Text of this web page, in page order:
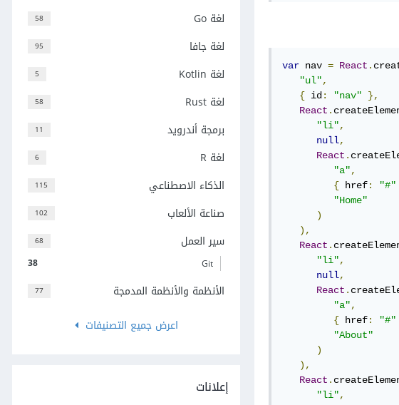
var nav = React .
"ul",
{ id : "nav"
},
React .
"li",
null,
React .
"a",
{ href: "#"
"Home"
)
),
React .
"li",
null,
React .
"a",
{ href: "#"
"About"
)
),
React .
"li",
58 لغة Go
95 لغة جافا
5 لغة Kotlin
58 لغة Rust
11 برمجة أندرويد
6 لغة R
115 الذكاء الاصطناعي
102 صناعة الألعاب
68 سير العمل
38 Git
77
الأنظمة والأنظمة المدمجة
اعرض جميع التصنيفات
إعلانات